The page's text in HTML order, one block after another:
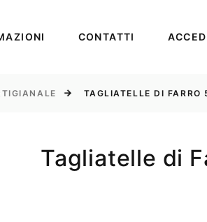
CONTATTI
TAGLIATELLE DI FARRO
Tagliatelle di